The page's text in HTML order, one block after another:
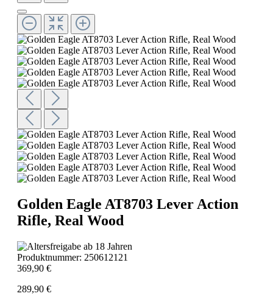
Golden Eagle AT8703 Lever Action
Rifle, Real Wood
Produktnummer: 250612121
369,90 €
289,90 €